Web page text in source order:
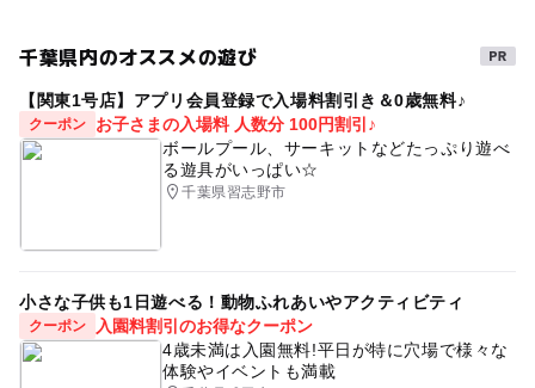
最終応募締切 2025-4-20(日)
注意・制限事項
☆データのお渡し☆
・Box photo撮影会で撮影したお写真は、外部ストレージ
ます。 （ダウンロードには有効期限がございますのでご
注意下さい。）
・別途DVD-Rでのお受け渡しをご希望の方はスタジオスタ
ッフにお声がけください。
タグ
#駐車場無料 #雨の日でもOK あかちゃんイベント
0・1・2歳の赤ちゃん お子さまの写真 こどもの写真
キッズ写真撮影 スタジオ撮影
撮影イベント 箱フォト ボックスフォト boxphoto
千葉県内のオススメの遊び
【関東1号店】アプリ会員登録で入場料割引き＆0歳無料♪
クーポン
お子さまの入場料 人数分 100円割引♪
ボールプール、サーキットなどたっぷり遊べ
る遊具がいっぱい☆
千葉県習志野市
小さな子供も1日遊べる！動物ふれあいやアクティビティ
クーポン
入園料割引のお得なクーポン
4歳未満は入園無料!平日が特に穴場で様々な
体験やイベントも満載